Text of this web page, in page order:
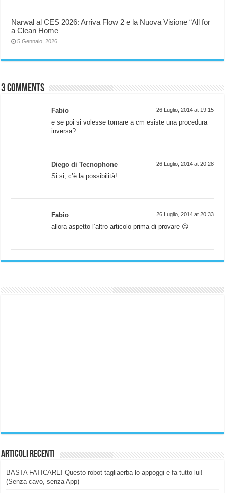
Narwal al CES 2026: Arriva Flow 2 e la Nuova Visione “All for
a Clean Home
5 Gennaio, 2026
3 comments
Fabio 26 Luglio, 2014 at 19:15
e se poi si volesse tornare a cm esiste una procedura
inversa?
Diego di Tecnophone 26 Luglio, 2014 at 20:28
Si si, c’è la possibilità!
Fabio 26 Luglio, 2014 at 20:33
allora aspetto l’altro articolo prima di provare 😉
Articoli Recenti
BASTA FATICARE! Questo robot tagliaerba lo appoggi e fa tutto lui!
(Senza cavo, senza App)